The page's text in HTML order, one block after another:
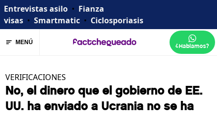
Entrevistas asilo • Fianza
visas • Smartmatic • Ciclosporiasis
MENÚ ¿Hablamos?
VERIFICACIONES
No, el dinero que el gobierno de EE.
UU. ha enviado a Ucrania no se ha